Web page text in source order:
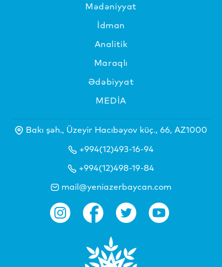
Mədəniyyat
İdman
Analitik
Maraqlı
Ədəbiyyat
MEDİA
Bakı şəh., Üzeyir Hacıbəyov küç., 66, AZ1000
+994(12)493-16-94
+994(12)498-19-84
mail@yeniazerbaycan.com